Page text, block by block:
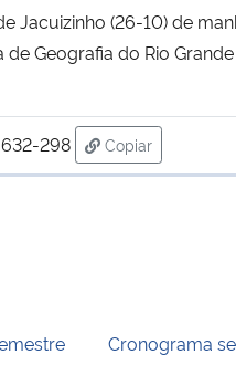
Jacuizinho (26-10) de
Geografia do Rio
298
Copiar
para área de
Cronograma